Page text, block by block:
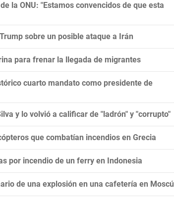
la ONU: "Estamos convencidos de que esta
sobre un posible ataque a Irán
para frenar la llegada de migrantes
cuarto mandato como presidente de
y lo volvió a calificar de "ladrón" y "corrupto"
que combatían incendios en Grecia
por incendio de un ferry en Indonesia
de una explosión en una cafetería en Moscú